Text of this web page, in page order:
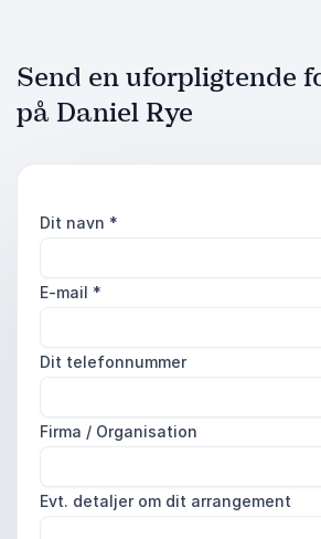
Send en uforpligtende
på Daniel Rye
Dit navn *
E-mail *
Dit telefonnummer
Firma / Organisation
Evt. detaljer om dit arrangement